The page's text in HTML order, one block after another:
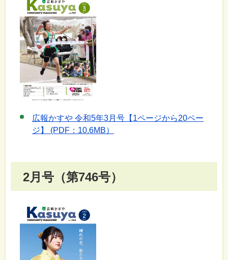
広報かすや 令和5年3月号【1ページから20ペー
ジ】 (PDF：10.6MB）
2月号（第746号）